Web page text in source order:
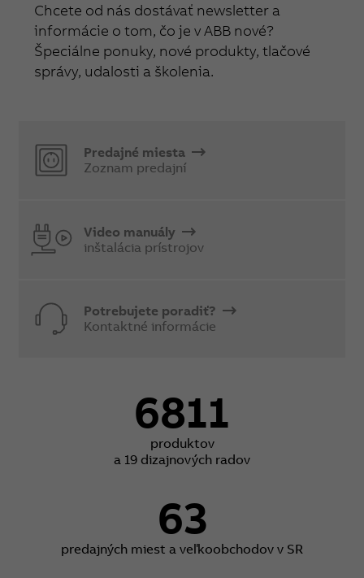
Chcete od nás dostávať newsletter a
informácie o tom, čo je v ABB nové?
Špeciálne ponuky, nové produkty, tlačové
správy, udalosti a školenia.
Predajné miesta
Zoznam predajní
Video manuály
inštalácia prístrojov
Potrebujete poradiť?
Kontaktné informácie
6811
produktov
a 19 dizajnových radov
63
predajných miest a veľkoobchodov v SR